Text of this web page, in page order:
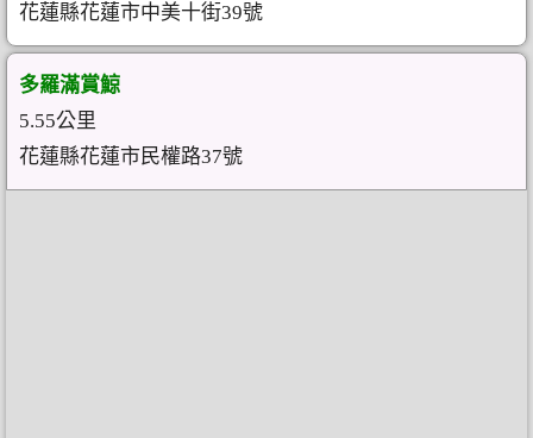
花蓮縣花蓮市中美十街39號
多羅滿賞鯨
5.55公里
花蓮縣花蓮市民權路37號